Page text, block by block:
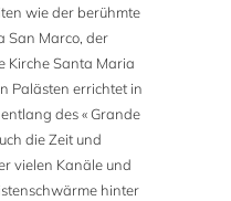
wie der berühmte
San Marco, der
Kirche Santa Maria
Palästen errichtet in
des « Grande
die Zeit und
vielen Kanäle und
hinter